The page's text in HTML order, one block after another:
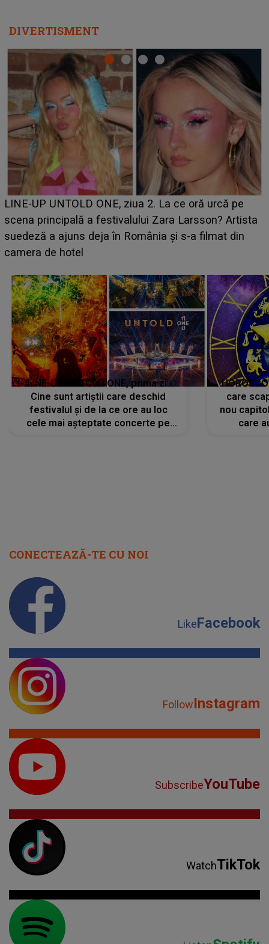
DIVERTISMENT
Ce a dezvăluit noua concurentă din "Casa Iubirii" l-a
luat prin surprindere pe Emanuel. CINE ESTE
BĂIATUL VIZAT de Alexandra?! Aflându-se în fața
faptului împlinit, A RECUNOSCUT IMEDIAT: "Am
LINE-UP UNTOLD ONE, prima zi.
Cine sunt artiștii care deschid
festivalul și de la ce ore au loc
cele mai așteptate concerte pe
care
nou
care
CONECTEAZĂ-TE CU NOI
LikeFacebook
FollowInstagram
SubscribeYouTube
WatchTikTok